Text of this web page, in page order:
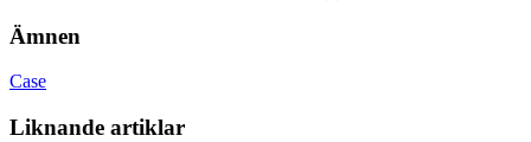
Ämnen
Case
Liknande artiklar